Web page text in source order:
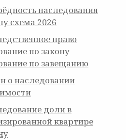
наследования
схема 2026
право
по закону
по завещанию
о наследовании
доли в
квартире